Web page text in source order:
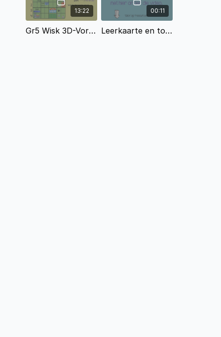
13:22
Gr5 Wisk 3D-Vorms; Posisie en Beweging; Transformasies (Kw4).mp4
00:11
Leerkaarte en toets